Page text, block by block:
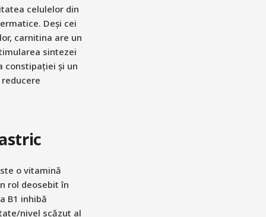
celulelor din
Deși cei
carnitina are un
sintezei
constipației și un
o vitamină
rol deosebit în
B1 inhibă
nivel scăzut al